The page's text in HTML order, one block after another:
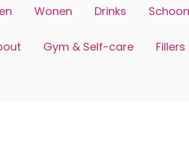
Wonen Drinks
Gym & Self-care Fillers